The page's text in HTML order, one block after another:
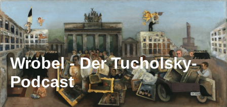
Wrobel - Der Tucholsky-
Podcast